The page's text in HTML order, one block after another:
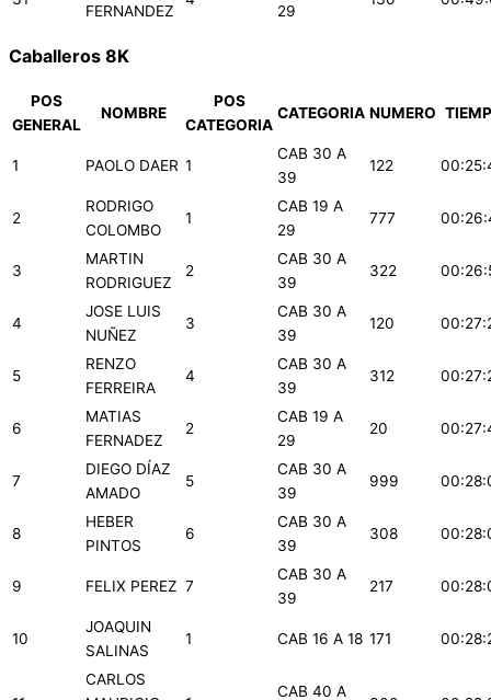
FERNANDEZ
29
Caballeros 8K
POS
GENERAL
NOMBRE
POS
CATEGORIA
CATEGORIA NUMERO
1 PAOLO DAER 1
CAB 30 A
39
122
2
RODRIGO
COLOMBO
1
CAB 19 A
29
777
3
MARTIN
RODRIGUEZ
2
CAB 30 A
39
322
4
JOSE LUIS
NUÑEZ
3
CAB 30 A
39
120
5
RENZO
FERREIRA
4
CAB 30 A
39
312
6
MATIAS
FERNADEZ
2
CAB 19 A
29
20
7
DIEGO DÍAZ
AMADO
5
CAB 30 A
39
999
8
HEBER
PINTOS
6
CAB 30 A
39
308
9 FELIX PEREZ 7
CAB 30 A
39
217
10
JOAQUIN
SALINAS
1 CAB 16 A 18 171
CARLOS
CAB 40 A